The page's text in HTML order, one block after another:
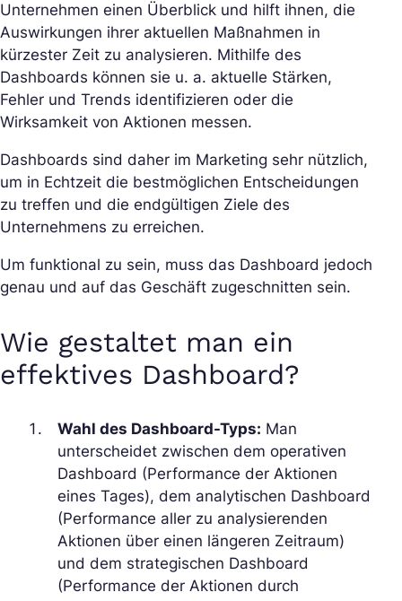
Unternehmen einen Überblick und hilft ihnen, die
Auswirkungen ihrer aktuellen Maßnahmen in
kürzester Zeit zu analysieren. Mithilfe des
Dashboards können sie u. a. aktuelle Stärken,
Fehler und Trends identifizieren oder die
Wirksamkeit von Aktionen messen.
Dashboards sind daher im Marketing sehr nützlich,
um in Echtzeit die bestmöglichen Entscheidungen
zu treffen und die endgültigen Ziele des
Unternehmens zu erreichen.
Um funktional zu sein, muss das Dashboard jedoch
genau und auf das Geschäft zugeschnitten sein.
Wie gestaltet man ein
effektives Dashboard?
Wahl des Dashboard-Typs: Man
unterscheidet zwischen dem operativen
Dashboard (Performance der Aktionen
eines Tages), dem analytischen Dashboard
(Performance aller zu analysierenden
Aktionen über einen längeren Zeitraum)
und dem strategischen Dashboard
(Performance der Aktionen durch